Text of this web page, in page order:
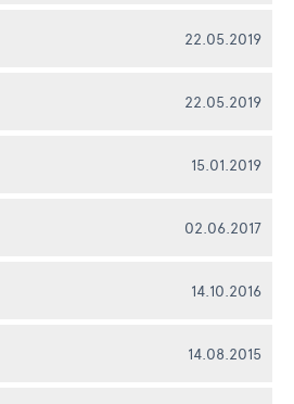
22.05.2019
22.05.2019
15.01.2019
02.06.2017
14.10.2016
14.08.2015